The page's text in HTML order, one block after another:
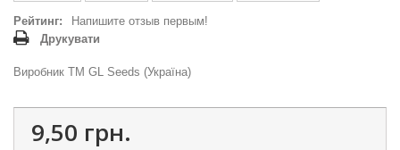
Рейтинг:
Напишите отзыв первым!
Друкувати
Виробник ТМ GL Seeds (Україна)
9,50 грн.